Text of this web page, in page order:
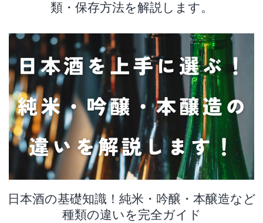
類・保存方法を解説します。
日本酒の基礎知識！純米・吟醸・本醸造など
種類の違いを完全ガイド